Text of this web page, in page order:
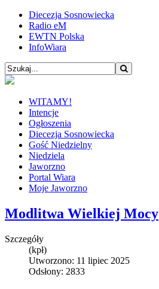
Diecezja Sosnowiecka
Radio eM
EWTN Polska
InfoWiara
WITAMY!
Intencje
Ogłoszenia
Diecezja Sosnowiecka
Gość Niedzielny
Niedziela
Jaworzno
Portal Wiara
Moje Jaworzno
Modlitwa Wielkiej Mocy
Szczegóły
(kpł)
Utworzono: 11 lipiec 2025
Odsłony: 2833